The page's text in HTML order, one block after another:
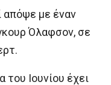
απόψε με έναν
Όλαφσον, σε
του Ιουνίου έχει